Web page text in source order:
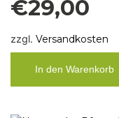
€29,00
zzgl. Versandkosten
In den Warenkorb